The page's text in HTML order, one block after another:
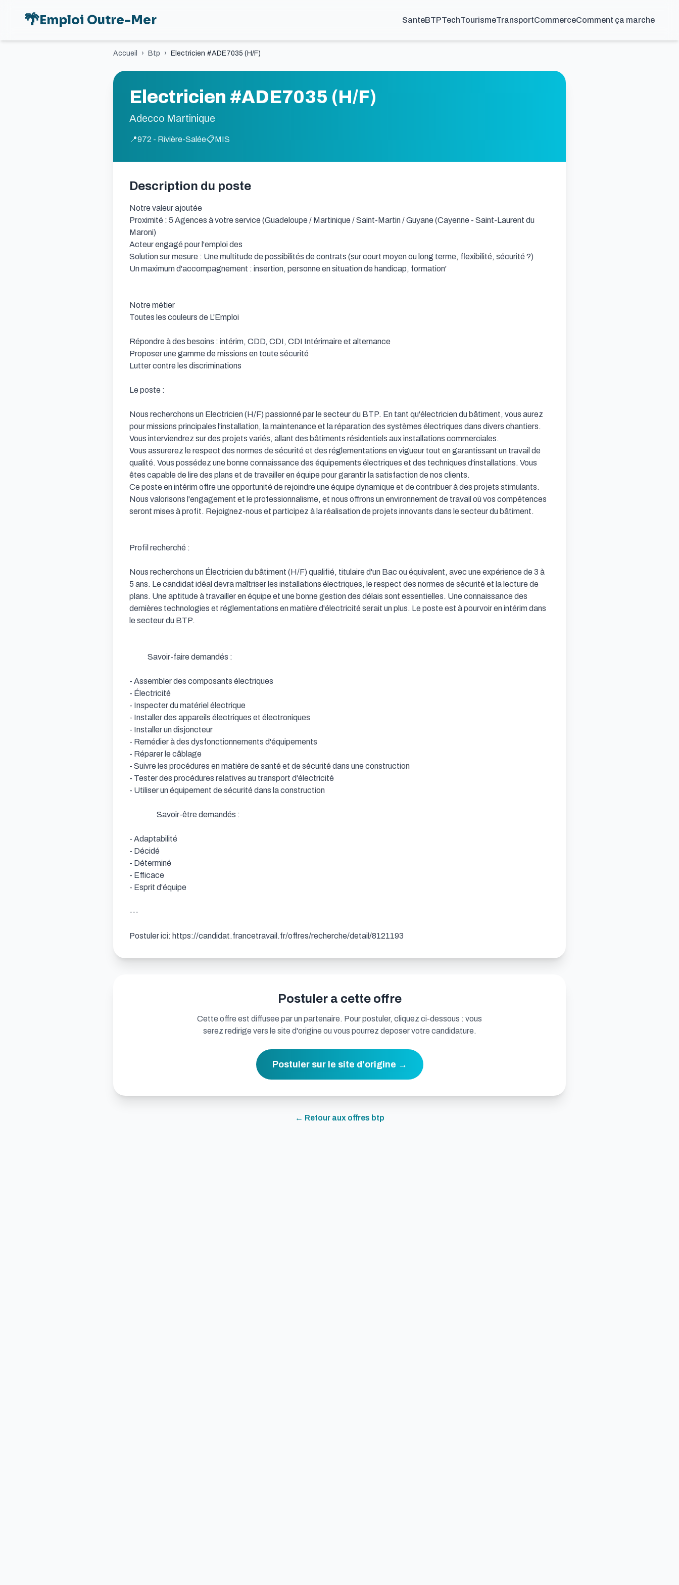
🌴Emploi Outre-Mer SanteBTPTechTourismeTransportCommerceComment ça marche
Accueil › Btp › Electricien #ADE7035 (H/F)
Electricien #ADE7035 (H/F)
Adecco Martinique
📍972 - Rivière-Salée📋MIS
Description du poste
Notre valeur ajoutée
Proximité : 5 Agences à votre service (Guadeloupe / Martinique / Saint-Martin / Guyane (Cayenne - Saint-Laurent du
Maroni)
Acteur engagé pour l'emploi des
Solution sur mesure : Une multitude de possibilités de contrats (sur court moyen ou long terme, flexibilité, sécurité ?)
Un maximum d'accompagnement : insertion, personne en situation de handicap, formation'
Notre métier
Toutes les couleurs de L'Emploi
Répondre à des besoins : intérim, CDD, CDI, CDI Intérimaire et alternance
Proposer une gamme de missions en toute sécurité
Lutter contre les discriminations
Le poste :
Nous recherchons un Electricien (H/F) passionné par le secteur du BTP. En tant qu'électricien du bâtiment, vous aurez
pour missions principales l'installation, la maintenance et la réparation des systèmes électriques dans divers chantiers.
Vous interviendrez sur des projets variés, allant des bâtiments résidentiels aux installations commerciales.
Vous assurerez le respect des normes de sécurité et des réglementations en vigueur tout en garantissant un travail de
qualité. Vous possédez une bonne connaissance des équipements électriques et des techniques d'installations. Vous
êtes capable de lire des plans et de travailler en équipe pour garantir la satisfaction de nos clients.
Ce poste en intérim offre une opportunité de rejoindre une équipe dynamique et de contribuer à des projets stimulants.
Nous valorisons l'engagement et le professionnalisme, et nous offrons un environnement de travail où vos compétences
seront mises à profit. Rejoignez-nous et participez à la réalisation de projets innovants dans le secteur du bâtiment.
Profil recherché :
Nous recherchons un Électricien du bâtiment (H/F) qualifié, titulaire d'un Bac ou équivalent, avec une expérience de 3 à
5 ans. Le candidat idéal devra maîtriser les installations électriques, le respect des normes de sécurité et la lecture de
plans. Une aptitude à travailler en équipe et une bonne gestion des délais sont essentielles. Une connaissance des
dernières technologies et réglementations en matière d'électricité serait un plus. Le poste est à pourvoir en intérim dans
le secteur du BTP.
- Assembler des composants électriques
- Électricité
- Inspecter du matériel électrique
- Installer des appareils électriques et électroniques
- Installer un disjoncteur
- Remédier à des dysfonctionnements d'équipements
- Réparer le câblage
- Suivre les procédures en matière de santé et de sécurité dans une construction
- Tester des procédures relatives au transport d'électricité
- Utiliser un équipement de sécurité dans la construction
- Adaptabilité
- Décidé
- Déterminé
- Efficace
- Esprit d'équipe
---
Postuler ici: https://candidat.francetravail.fr/offres/recherche/detail/8121193
Postuler a cette offre
Cette offre est diffusee par un partenaire. Pour postuler, cliquez ci-dessous : vous
serez redirige vers le site d'origine ou vous pourrez deposer votre candidature.
Postuler sur le site d'origine →
← Retour aux offres btp